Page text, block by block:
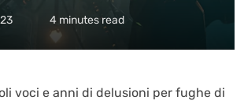
4 minutes read
voci e anni di delusioni per fughe di